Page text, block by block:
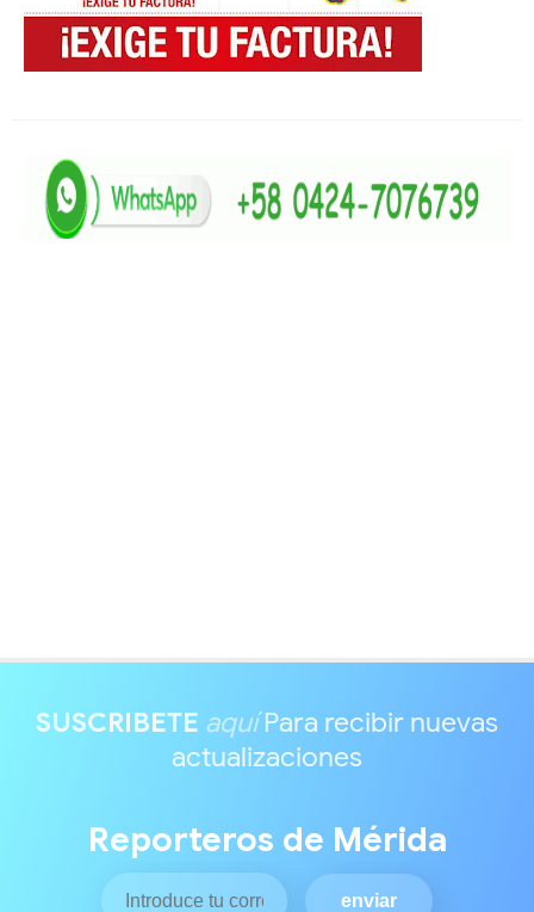
SUSCRIBETE aquíPara recibir nuevas
actualizaciones
Reporteros de Mérida